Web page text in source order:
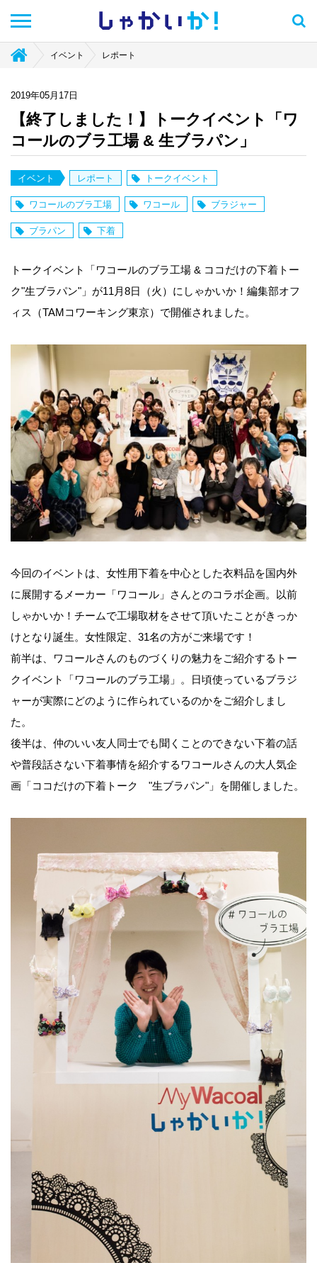
しゃかい か！
イベント レポート
2019年05月17日
【終了しました！】トークイベント「ワ
コールのブラ工場 & 生ブラパン」
イベント レポート トークイベント
ワコールのブラ工場 ワコール ブラジャー
ブラパン 下着
トークイベント「ワコールのブラ工場 & ココだけの下着トー
ク"生ブラパン"」が11月8日（火）にしゃかいか！編集部オフ
ィス（TAMコワーキング東京）で開催されました。
今回のイベントは、女性用下着を中心とした衣料品を国内外
に展開するメーカー「ワコール」さんとのコラボ企画。以前
しゃかいか！チームで工場取材をさせて頂いたことがきっか
けとなり誕生。女性限定、31名の方がご来場です！
前半は、ワコールさんのものづくりの魅力をご紹介するトー
クイベント「ワコールのブラ工場」。日頃使っているブラジ
ャーが実際にどのように作られているのかをご紹介しまし
た。
後半は、仲のいい友人同士でも聞くことのできない下着の話
や普段話さない下着事情を紹介するワコールさんの大人気企
画「ココだけの下着トーク "生ブラパン"」を開催しました。